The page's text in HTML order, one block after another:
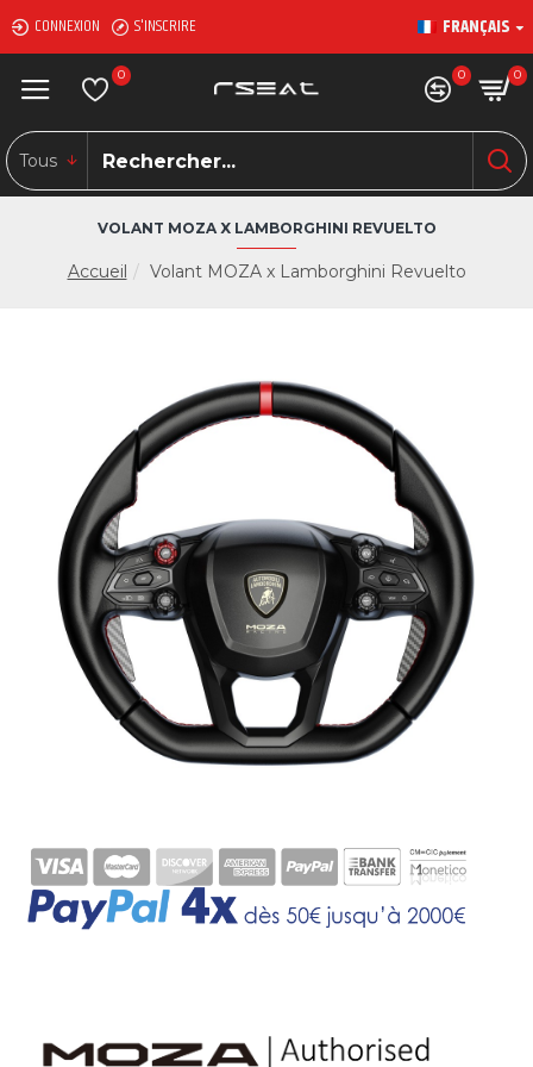
CONNEXION S'INSCRIRE FRANÇAIS
0 0 0
Tous
Accueil Volant MOZA x Lamborghini Revuelto
VOLANT MOZA X LAMBORGHINI REVUELTO